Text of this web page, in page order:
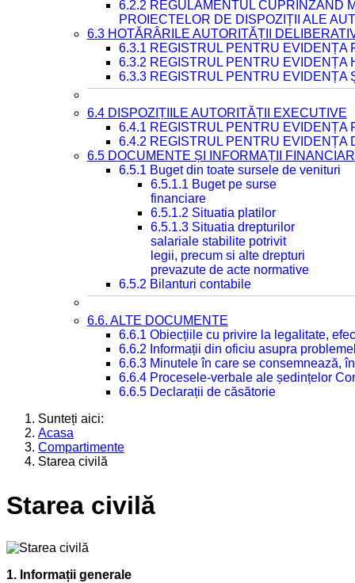
6.2.2 REGULAMENTUL CUPRINZÂND
PROIECTELOR DE DISPOZIȚII ALE
6.3 HOTĂRÂRILE AUTORITĂȚII
6.3.1 REGISTRUL PENTRU EVIDENȚA
6.3.2 REGISTRUL PENTRU EVIDENȚA
6.3.3 REGISTRUL PENTRU EVIDENȚA
6.4 DISPOZIȚIILE AUTORITĂȚII EXECUTIVE
6.4.1 REGISTRUL PENTRU EVIDENȚA
6.4.2 REGISTRUL PENTRU EVIDENȚA
6.5 DOCUMENTE ȘI INFORMAȚII
6.5.1 Buget din toate sursele de venituri
6.5.1.1 Buget pe surse
financiare
6.5.1.2 Situatia platilor
6.5.1.3 Situatia drepturilor
salariale stabilite potrivit
legii, precum si alte drepturi
prevazute de acte normative
6.5.2 Bilanturi contabile
6.6. ALTE DOCUMENTE
6.6.1 Obiecțiile cu privire la legalitate,
6.6.2 Informații din oficiu asupra
6.6.3 Minutele în care se consemnează,
6.6.4 Procesele-verbale ale ședințelor
6.6.5 Declarații de căsătorie
Sunteți aici:
Acasa
Compartimente
Starea civilă
Starea civilă
1. Informații generale